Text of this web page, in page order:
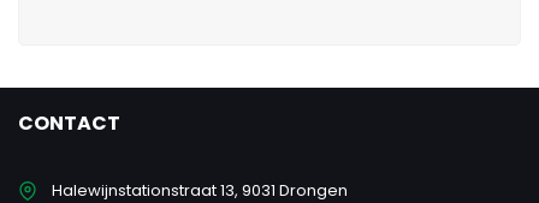
CONTACT
Halewijnstationstraat 13, 9031 Drongen